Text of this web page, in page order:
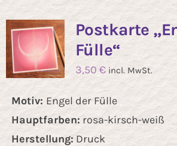
Postkarte
Fülle“
3,50 € incl. MwSt.
Motiv: Engel der Fülle
Hauptfarben: rosa-kirsch-weiß
Herstellung: Druck